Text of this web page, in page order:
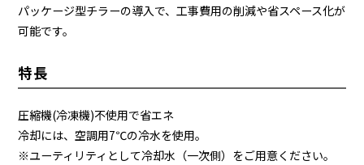
パッケージ型チラーの導入で、工事費用の削減や省スペース化が
可能です。
特長
圧縮機(冷凍機)不使用で省エネ
冷却には、空調用7℃の冷水を使用。
※ユーティリティとして冷却水（一次側）をご用意ください。